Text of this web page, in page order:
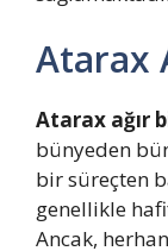
Atarax
Atarax ağır
bünyeden
bir süreçten
genellikle
Ancak,